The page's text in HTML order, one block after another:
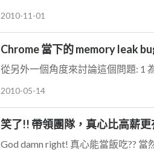
2010-11-01
Chrome 當下的 memory leak
從另外一個角度來討論這個問題: 1
2010-05-14
笑了!! 帶領團隊，真心比高薪更
God damn right! 真心能當飯吃?? 當